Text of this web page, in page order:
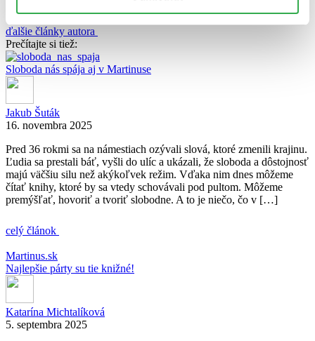
Juraj Šlesar
ďalšie články autora
Prečítajte si tiež:
Sloboda nás spája aj v Martinuse
Jakub Šuták
16. novembra 2025
Pred 36 rokmi sa na námestiach ozývali slová, ktoré zmenili krajinu.
Ľudia sa prestali báť, vyšli do ulíc a ukázali, že sloboda a dôstojnosť
majú väčšiu silu než akýkoľvek režim. Vďaka nim dnes môžeme
čítať knihy, ktoré by sa vtedy schovávali pod pultom. Môžeme
premýšľať, hovoriť a tvoriť slobodne. A to je niečo, čo v […]
celý článok
Martinus.sk
Najlepšie párty su tie knižné!
Katarína Michtalíková
5. septembra 2025